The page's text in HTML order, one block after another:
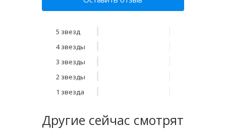
5 звезд
4 звезды
3 звезды
2 звезды
1 звезда
Другие сейчас смотрят